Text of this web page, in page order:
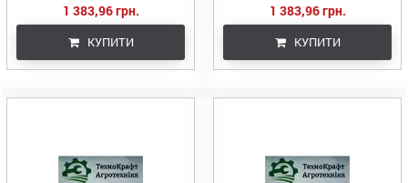
1 383,96 грн.
КУПИТИ
1 383,96 грн.
КУПИТИ